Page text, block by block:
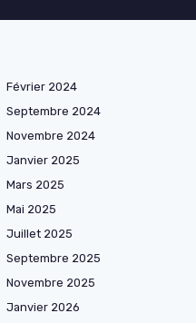
Février 2024
Septembre 2024
Novembre 2024
Janvier 2025
Mars 2025
Mai 2025
Juillet 2025
Septembre 2025
Novembre 2025
Janvier 2026